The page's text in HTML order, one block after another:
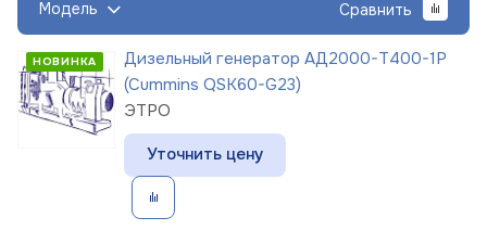
Модель Сравнить
НОВИНКА
Дизельный генератор АД2000-Т400-1Р
(Cummins QSK60-G23)
ЭТРО
Уточнить цену